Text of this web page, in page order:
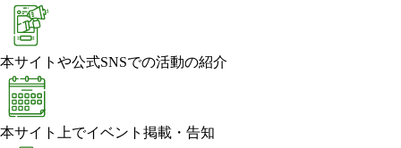
本サイトや公式SNSでの活動の紹介
本サイト上でイベント掲載・告知